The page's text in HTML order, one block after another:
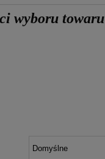
wyboru towaru